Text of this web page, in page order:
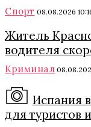
Спорт 08.08.2026
Житель
водителя
Криминал
Испания
для туристов